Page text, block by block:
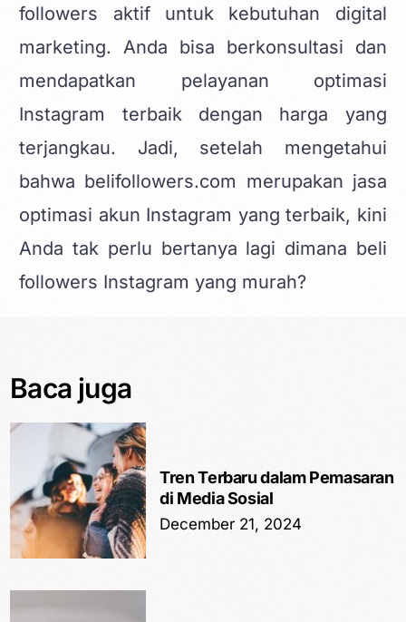
followers aktif untuk kebutuhan digital
marketing. Anda bisa berkonsultasi dan
mendapatkan pelayanan optimasi
Instagram terbaik dengan harga yang
terjangkau. Jadi, setelah mengetahui
bahwa belifollowers.com merupakan jasa
optimasi akun Instagram yang terbaik, kini
Anda tak perlu bertanya lagi dimana beli
followers Instagram yang murah?
Baca juga
Tren Terbaru dalam Pemasaran
di Media Sosial
December 21, 2024